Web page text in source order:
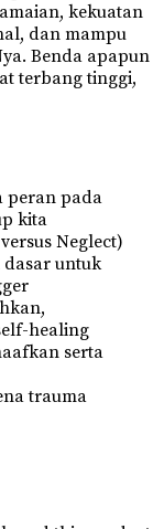
kekuatan
dan mampu
Benda apapun
terbang tinggi,
peran pada
kita
Neglect)
untuk
healing
serta
trauma